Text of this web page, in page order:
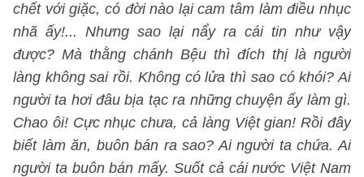
chết với giặc, có đời nào lại cam tâm làm điều nhục
nhã ấy!... Nhưng sao lại nẩy ra cái tin như vậy
được? Mà thằng chánh Bệu thì đích thị là người
làng không sai rồi. Không có lửa thì sao có khói? Ai
người ta hơi đâu bịa tạc ra những chuyện ấy làm gì.
Chao ôi! Cực nhục chưa, cả làng Việt gian! Rồi đây
biết làm ăn, buôn bán ra sao? Ai người ta chứa. Ai
người ta buôn bán mấy. Suốt cả cái nước Việt Nam